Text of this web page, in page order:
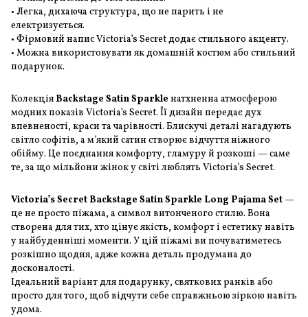
• Легка, дихаюча структура, що не парить і не
електризується.
• Фірмовий напис Victoria’s Secret додає стильного акценту.
• Можна використовувати як домашній костюм або стильний
подарунок.
Колекція Backstage Satin Sparkle натхненна атмосферою
модних показів Victoria’s Secret. Її дизайн передає дух
впевненості, краси та чарівності. Блискучі деталі нагадують
світло софітів, а м’який сатин створює відчуття ніжного
обійму. Це поєднання комфорту, гламуру й розкоші — саме
те, за що мільйони жінок у світі люблять Victoria’s Secret.
Victoria’s Secret Backstage Satin Sparkle Long Pajama Set —
це не просто піжама, а символ витонченого стилю. Вона
створена для тих, хто цінує якість, комфорт і естетику навіть
у найбуденніші моменти. У цій піжамі ви почуватиметесь
розкішно щодня, адже кожна деталь продумана до
досконалості.
Ідеальний варіант для подарунку, святкових ранків або
просто для того, щоб відчути себе справжньою зіркою навіть
удома.